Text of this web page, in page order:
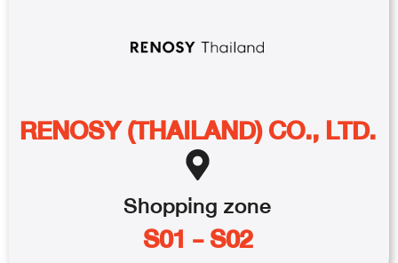
RENOSY (THAILAND) CO., LTD.
Shoppingzone
S01 - S02